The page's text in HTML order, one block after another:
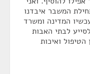
המשבר איבדנו
המדינה ומשרד
לבתי האבות
ואיכות